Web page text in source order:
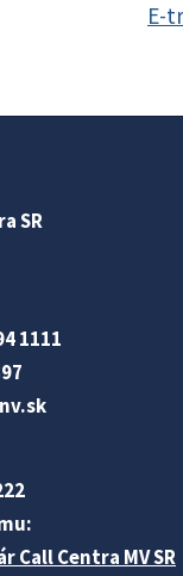
E-
SR
1111
.sk
Centra MV SR